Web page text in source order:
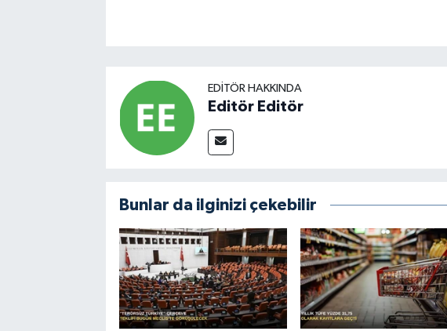
EDITÖR HAKKINDA
Editör Editör
Bunlar da ilginizi çekebilir